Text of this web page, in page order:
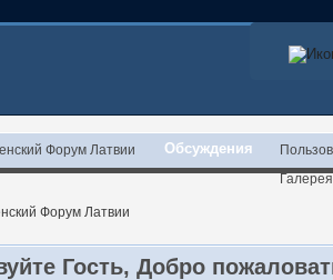
Форум Латвии Обсуждения
Галерея
Форум Латвии
Гость, Добро